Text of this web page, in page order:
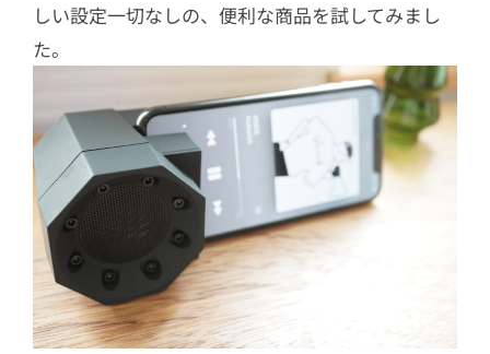
しい設定一切なしの、便利な商品を試してみまし
た。